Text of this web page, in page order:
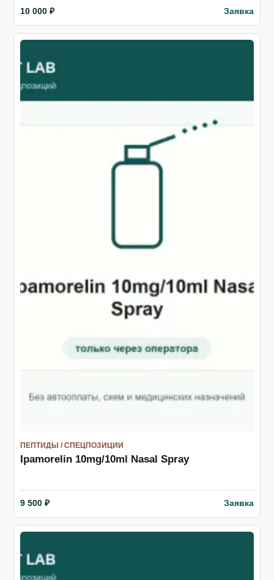
10 000 ₽ Заявка
ПЕПТИДЫ / СПЕЦПОЗИЦИИ
Ipamorelin 10mg/10ml Nasal Spray
9 500 ₽ Заявка